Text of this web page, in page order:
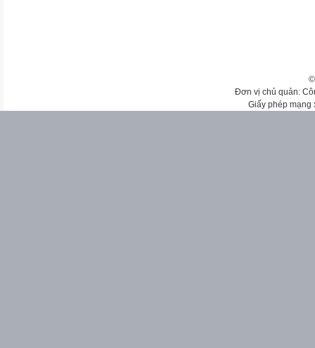
Đơn vị chủ quản:
Giấy phép mạng